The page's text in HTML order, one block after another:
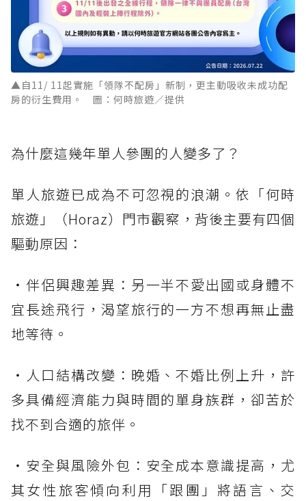
▲自11/ 11起實施「領隊不配房」新制，更主動吸收未成功配
房的衍生費用。 圖：何時旅遊／提供
為什麼這幾年單人參團的人變多了？
單人旅遊已成為不可忽視的浪潮。依「何時
旅遊」（Horaz）門市觀察，背後主要有四個
驅動原因：
・伴侶興趣差異：另一半不愛出國或身體不
宜長途飛行，渴望旅行的一方不想再無止盡
地等待。
・人口結構改變：晚婚、不婚比例上升，許
多具備經濟能力與時間的單身族群，卻苦於
找不到合適的旅伴。
・安全與風險外包：安全成本意識提高，尤
其女性旅客傾向利用「跟團」將語言、交